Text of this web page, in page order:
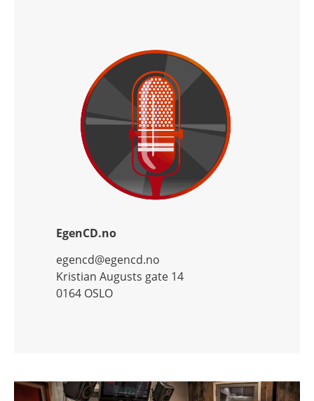
EgenCD.no
egencd@egencd.no
Kristian Augusts gate 14
0164 OSLO